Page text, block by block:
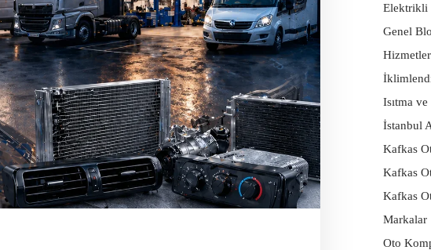
Elektrikli
Genel
Isıtma
İstanbul
Kafkas
Kafkas
Kafkas
Markalar
Oto